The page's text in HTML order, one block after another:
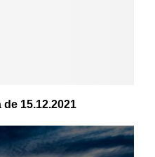
15.12.2021